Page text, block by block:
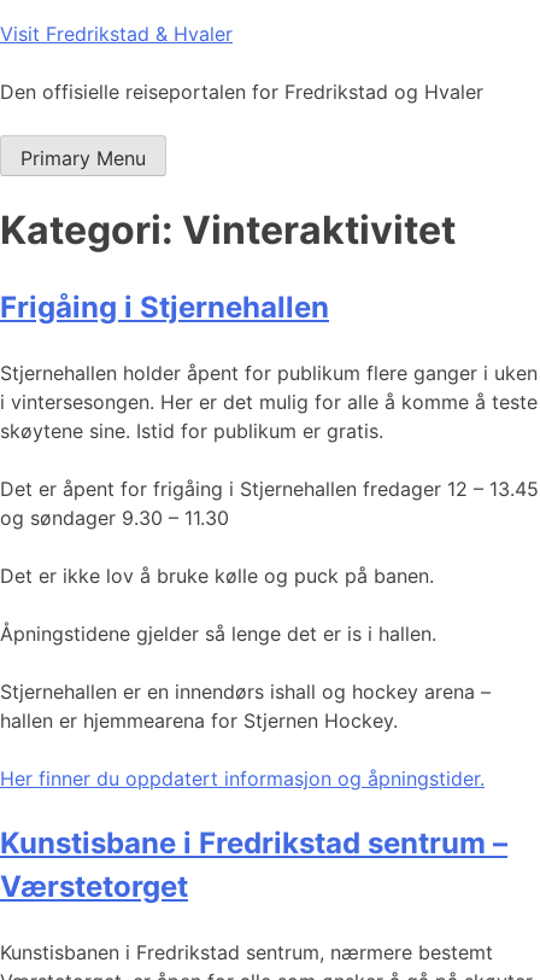
Skip
content
Visit Fredrikstad & Hvaler
Den offisielle reiseportalen for Fredrikstad og Hvaler
Primary Menu
Kategori: Vinteraktivitet
Frigåing i Stjernehallen
Stjernehallen holder åpent for publikum flere ganger i uken
i vintersesongen. Her er det mulig for alle å komme å teste
skøytene sine. Istid for publikum er gratis.
Det er åpent for frigåing i Stjernehallen fredager 12 – 13.45
og søndager 9.30 – 11.30
Det er ikke lov å bruke kølle og puck på banen.
Åpningstidene gjelder så lenge det er is i hallen.
Stjernehallen er en innendørs ishall og hockey arena –
hallen er hjemmearena for Stjernen Hockey.
Her finner du oppdatert informasjon og åpningstider.
Kunstisbane i Fredrikstad sentrum –
Værstetorget
Kunstisbanen i Fredrikstad sentrum, nærmere bestemt